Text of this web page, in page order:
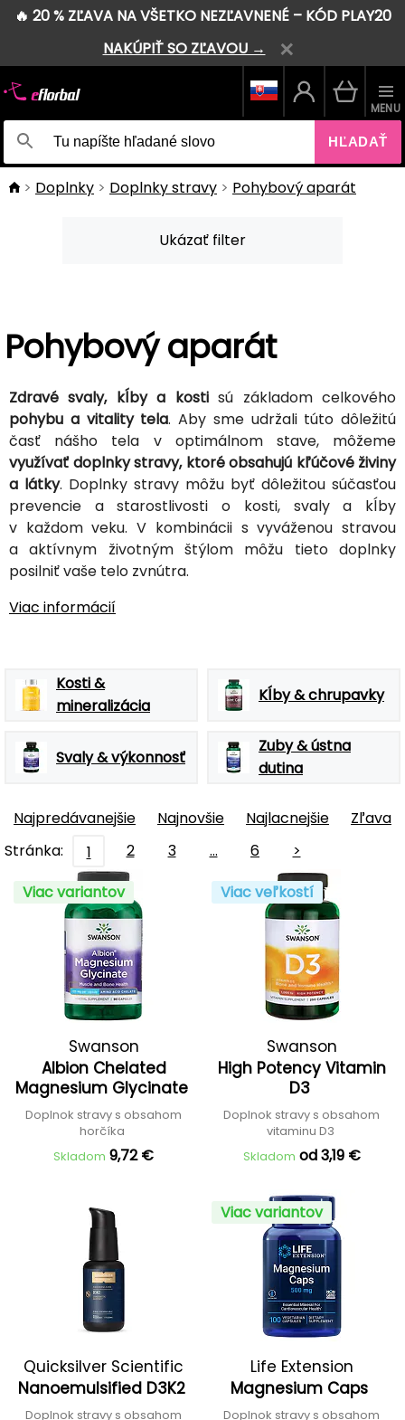
🔥 20 % ZĽAVA NA VŠETKO NEZĽAVNENÉ – KÓD PLAY20
NAKÚPIŤ SO ZĽAVOU →
HĽADAŤ
MENU
Doplnky Doplnky stravy Pohybový aparát
Ukázať filter
Pohybový aparát
Zdravé svaly, kĺby a kostisú základom celkového
pohybu a vitality tela. Aby sme udržali túto dôležitú
časť nášho tela v optimálnom stave, môžeme
využívať doplnky stravy, ktoré obsahujú kľúčové živiny
a látky. Doplnky stravy môžu byť dôležitou súčasťou
prevencie a starostlivosti o kosti, svaly a kĺby
v každom veku. V kombinácii s vyváženou stravou
a aktívnym životným štýlom môžu tieto doplnky
posilniť vaše telo zvnútra.
Viac informácií
Kosti &
mineralizácia
Kĺby & chrupavky
Svaly & výkonnosť
Zuby & ústna
dutina
Najpredávanejšie Najnovšie Najlacnejšie
Zľava
Stránka:
1 2 3 … 6
>
Viac variantov
Swanson
Albion Chelated
Magnesium Glycinate
Doplnok stravy s obsahom
horčíka
Skladom 9,72 €
Viac veľkostí
Swanson
High Potency Vitamin
D3
Doplnok stravy s obsahom
vitaminu D3
Skladom od 3,19 €
Quicksilver Scientific
Nanoemulsified D3K2
Doplnok stravy s obsahom
Viac variantov
Life Extension
Magnesium Caps
Doplnok stravy s obsahom